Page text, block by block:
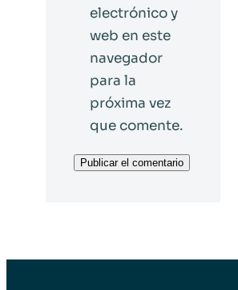
electrónico y
web en este
navegador
para la
próxima vez
que comente.